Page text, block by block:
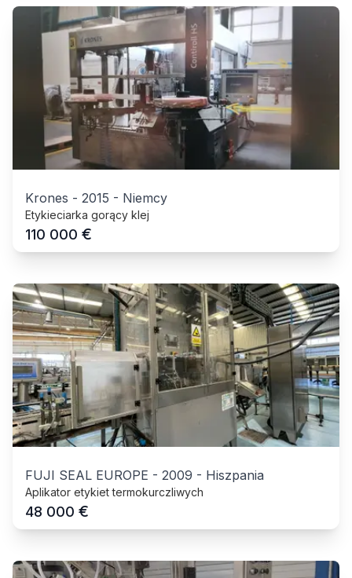
Krones - 2015 - Niemcy
Etykieciarka gorący klej
110 000 €
FUJI SEAL EUROPE - 2009 - Hiszpania
Aplikator etykiet termokurczliwych
48 000 €